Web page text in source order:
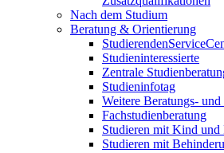
Nach dem Studium
Beratung & Orientierung
Studieninteressierte
Zentrale
Studieninfotag
Weitere Beratungs-
Fachstudienberatung
Studieren mit Kind und
Studieren mit